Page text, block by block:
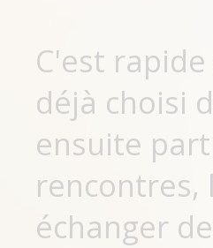
C'est
déjà choisi
ensuite
rencontres,
échanger